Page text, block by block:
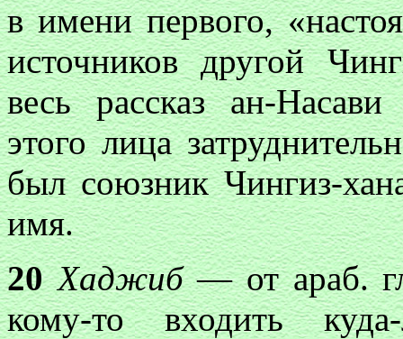
в имени первого,
источников другой
весь рассказ ан-Насави
этого лица
был союзник Чингиз-
имя.
20 Хаджиб— от араб.
кому-то входить